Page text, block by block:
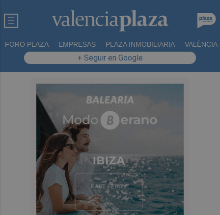
FORO PLAZA EMPRESAS PLAZA INMOBILIARIA VALÈNCIA
+ Seguir en Google